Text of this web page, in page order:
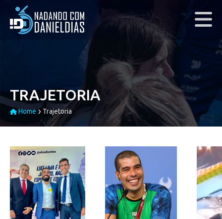
TRAJETORIA
Home Trajetoria